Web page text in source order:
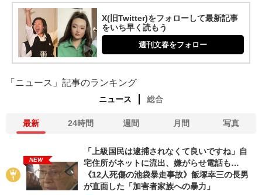
X(旧Twitter)をフォローして最新記事
をいち早く読もう
週刊文春をフォロー
「ニュース」記事のランキング
ニュース 総合
最新 24時間 週間 月間 写真
NEW
「上級国民は逮捕されなくて良いですね」自
宅住所がネットに流出、嫌がらせ電話も…
《12人死傷の池袋暴走事故》飯塚幸三の長男
が直面した「加害者家族への暴力」